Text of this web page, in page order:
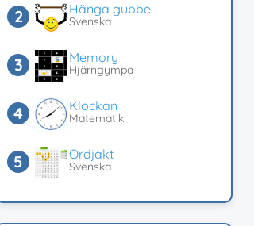
Hänga gubbe
Svenska
Memory
Hjärngympa
Klockan
Matematik
Ordjakt
Svenska